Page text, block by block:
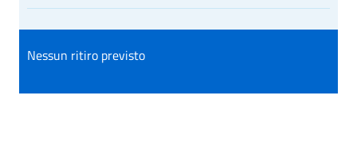
Nessun ritiro previsto